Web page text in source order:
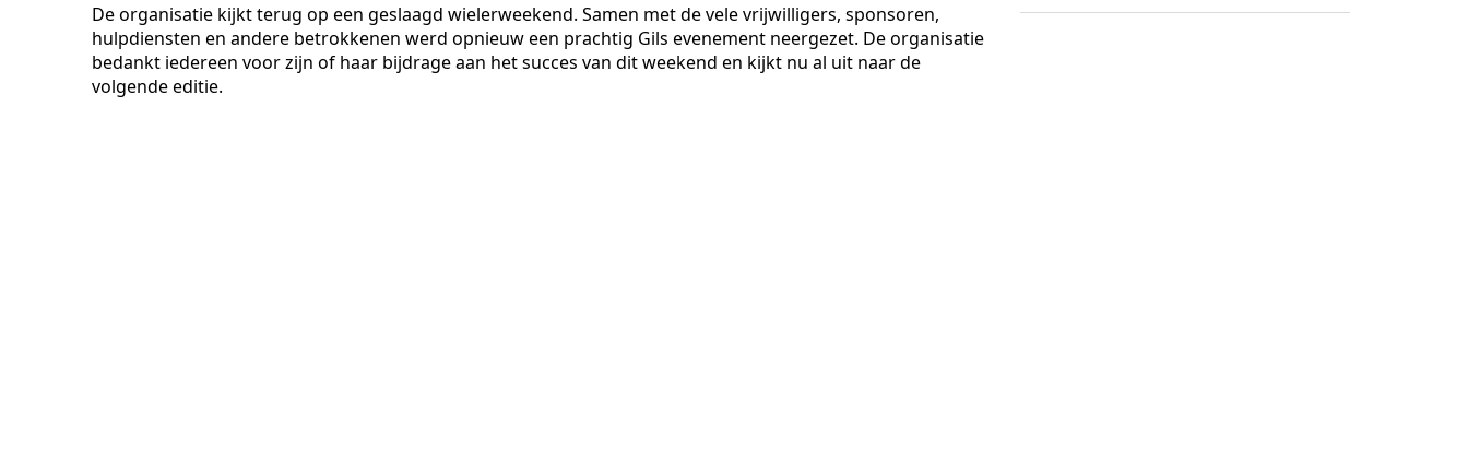
De organisatie kijkt terug op een geslaagd wielerweekend. Samen met de vele vrijwilligers, sponsoren,
hulpdiensten en andere betrokkenen werd opnieuw een prachtig Gils evenement neergezet. De organisatie
bedankt iedereen voor zijn of haar bijdrage aan het succes van dit weekend en kijkt nu al uit naar de
volgende editie.